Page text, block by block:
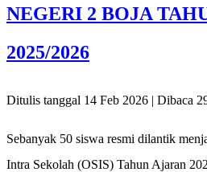
NEGERI 2 BOJA
2025/2026
Ditulis tanggal 14 Feb 2026 | Dibaca
Sebanyak 50 siswa resmi dilantik
Intra Sekolah (OSIS) Tahun Ajaran